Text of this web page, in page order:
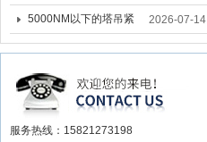
准可调力矩扳手品牌
吊装专用
5000NM以下的塔吊紧
固大扭力电动扳手 塔机
安装电动扳手厂家
2026-07-14
服务热线：15821273198